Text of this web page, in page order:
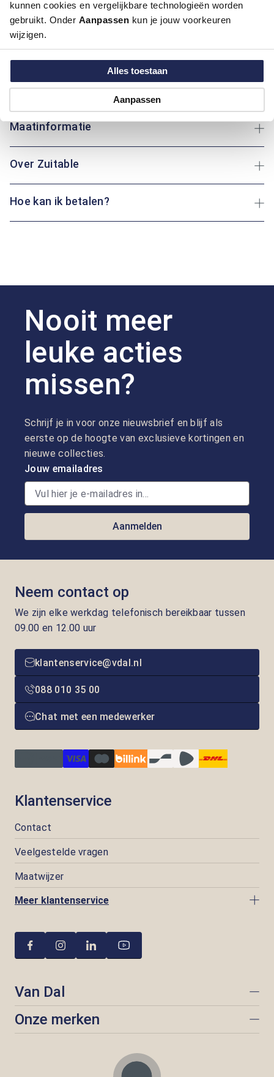
kunnen cookies en vergelijkbare technologieën worden
gebruikt. Onder Aanpassen kun je jouw voorkeuren
wijzigen.
Alles toestaan
Aanpassen
Midden Blauw
Materiaal:
80% Polyester / 12% Viscose / 8%
6% Elastaan, 80% Polyester / 14% Viscose
/ 6% Elastaan
Pasvorm:
Maatinformatie
Over Zuitable
Hoe kan ik betalen?
Nooit meer
leuke acties
missen?
Schrijf je in voor onze nieuwsbrief en blijf als
eerste op de hoogte van exclusieve kortingen en
nieuwe collecties.
Jouw emailadres
Aanmelden
Neem contact op
We zijn elke werkdag telefonisch bereikbaar tussen
09.00 en 12.00 uur
klantenservice@vdal.nl
088 010 35 00
Chat met een medewerker
Klantenservice
Contact
Veelgestelde vragen
Maatwijzer
Meer klantenservice
Van Dal
Onze merken